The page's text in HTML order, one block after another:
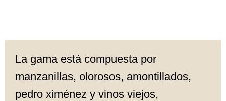
La gama está compuesta por
manzanillas, olorosos, amontillados,
pedro ximénez y vinos viejos,